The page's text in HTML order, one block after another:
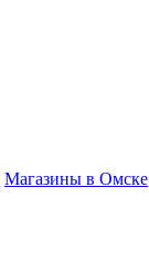
Магазины в Омске